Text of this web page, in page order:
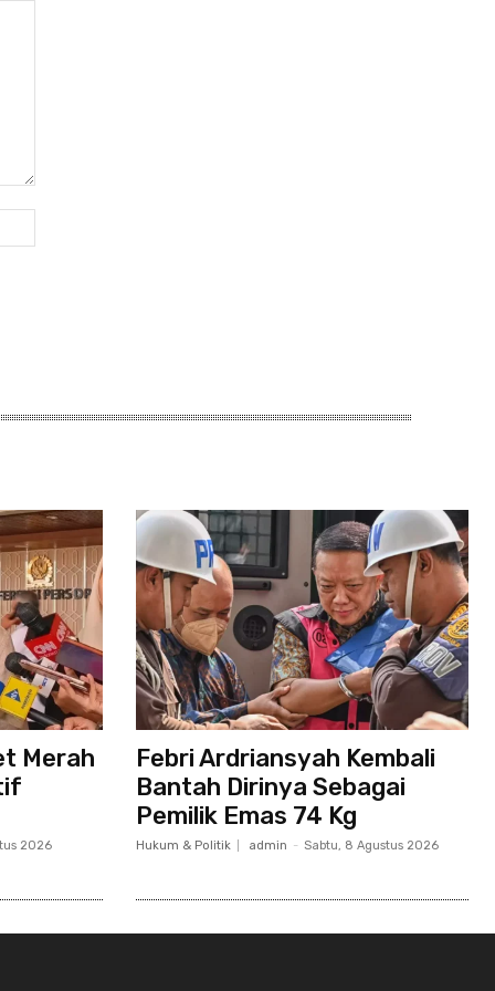
Merah
2026
Febri Ardriansyah Kembali
Bantah Dirinya Sebagai
Pemilik Emas 74 Kg
Hukum & Politik admin - Sabtu, 8 Agustus 2026